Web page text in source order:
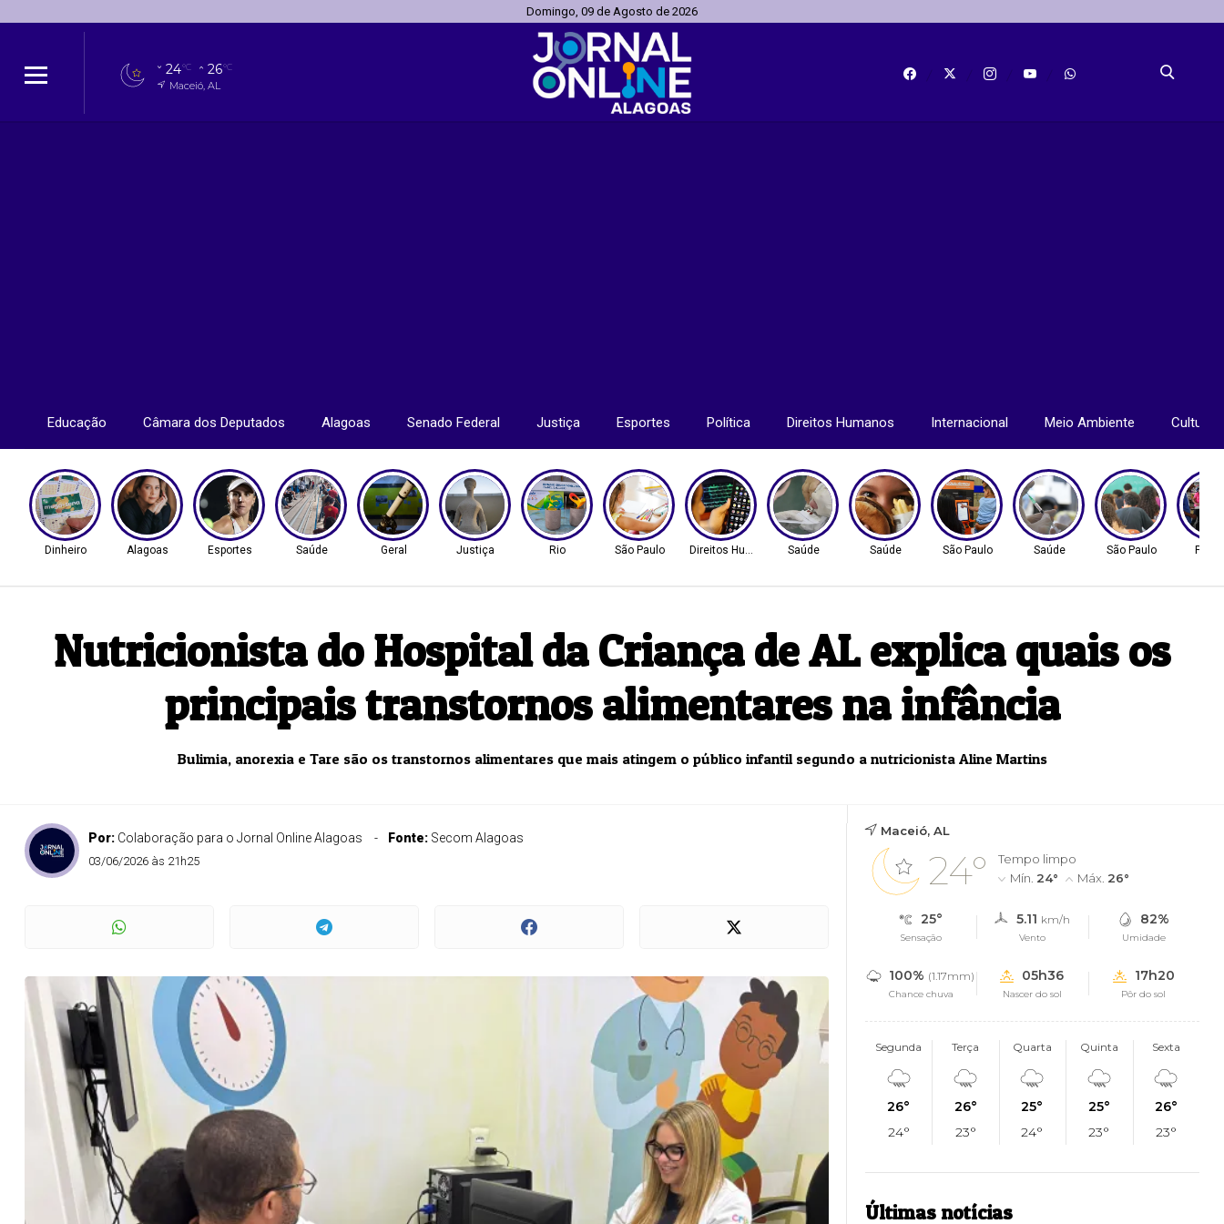
Domingo, 09 de Agosto de 2026
24°C 26°C
Maceió, AL
Educação Câmara dos Deputados Alagoas Senado Federal Justiça Esportes Política Direitos Humanos Internacional Meio Ambiente Cultura
Dinheiro Alagoas Esportes Saúde Geral Justiça Rio São Paulo Direitos Humanos Saúde Saúde São Paulo Saúde São Paulo
Nutricionista do Hospital da Criança de AL explica quais os
principais transtornos alimentares na infância
Bulimia, anorexia e Tare são os transtornos alimentares que mais atingem o público infantil segundo a nutricionista Aline Martins
Por: Colaboração para o Jornal Online Alagoas Fonte: Secom Alagoas
03/06/2026 às 21h25
Maceió, AL
24°
Tempo limpo
Mín. 24° Máx. 26°
25°
Sensação
5.11 km/h
Vento
82%
Umidade
100% (1.17mm)
Chance chuva
05h36
Nascer do sol
17h20
Pôr do sol
Segunda
26°
24°
Terça
26°
23°
Quarta
25°
24°
Quinta
25°
23°
Sexta
26°
23°
Últimas notícias